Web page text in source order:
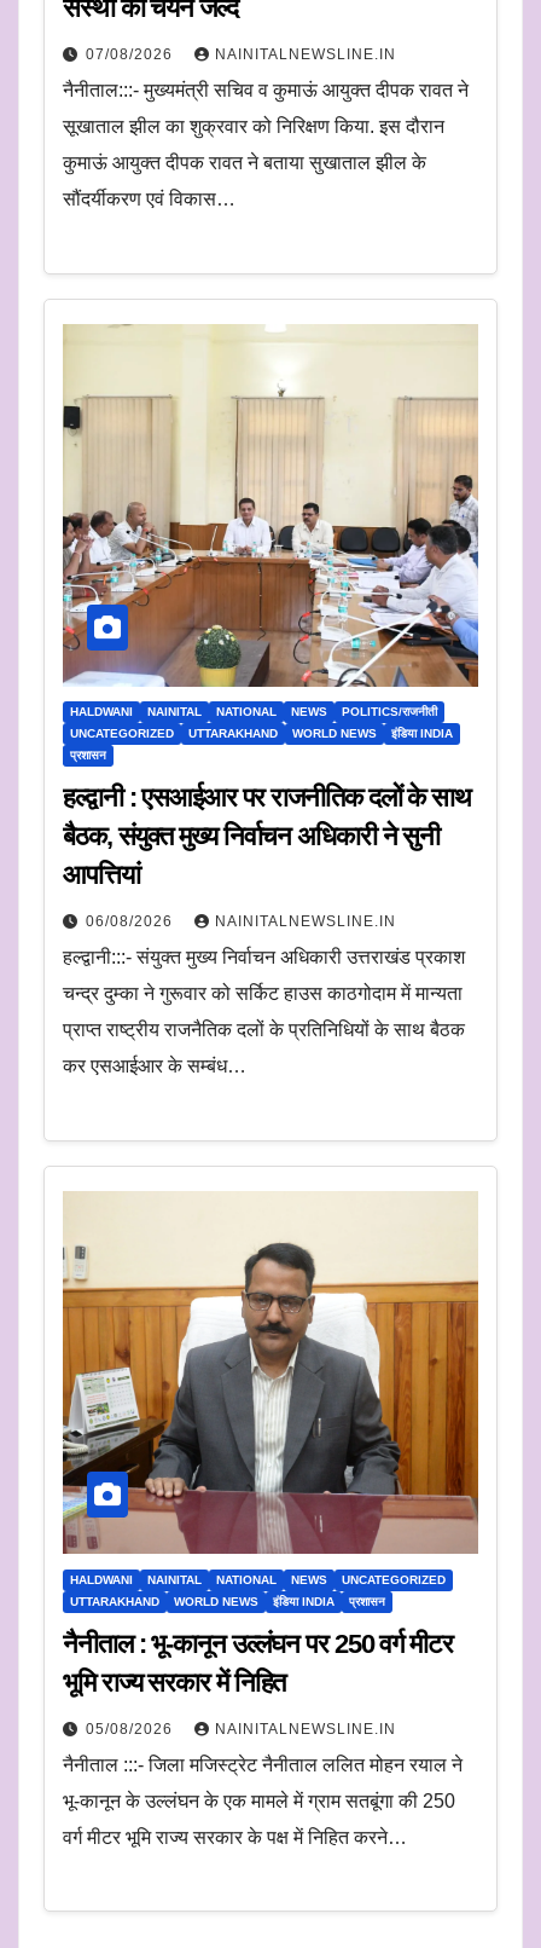
संस्था का चयन जल्द
07/08/2026 NAINITALNEWSLINE.IN
नैनीताल:::- मुख्यमंत्री सचिव व कुमाऊं आयुक्त दीपक रावत ने
सूखाताल झील का शुक्रवार को निरिक्षण किया. इस दौरान
कुमाऊं आयुक्त दीपक रावत ने बताया सुखाताल झील के
सौंदर्यीकरण एवं विकास…
HALDWANI NAINITAL NATIONAL NEWS
POLITICS/राजनीती
UNCATEGORIZED
UTTARAKHAND WORLD NEWS
इंडिया INDIA
प्रशासन
हल्द्वानी : एसआईआर पर राजनीतिक दलों के साथ
बैठक, संयुक्त मुख्य निर्वाचन अधिकारी ने सुनी
आपत्तियां
06/08/2026 NAINITALNEWSLINE.IN
हल्द्वानी:::- संयुक्त मुख्य निर्वाचन अधिकारी उत्तराखंड प्रकाश
चन्द्र दुम्का ने गुरूवार को सर्किट हाउस काठगोदाम में मान्यता
प्राप्त राष्ट्रीय राजनैतिक दलों के प्रतिनिधियों के साथ बैठक
कर एसआईआर के सम्बंध…
HALDWANI NAINITAL NATIONAL NEWS
UNCATEGORIZED
UTTARAKHAND
WORLD NEWS इंडिया INDIA प्रशासन
नैनीताल : भू-कानून उल्लंघन पर 250 वर्ग मीटर
भूमि राज्य सरकार में निहित
05/08/2026 NAINITALNEWSLINE.IN
नैनीताल :::- जिला मजिस्ट्रेट नैनीताल ललित मोहन रयाल ने
भू-कानून के उल्लंघन के एक मामले में ग्राम सतबूंगा की 250
वर्ग मीटर भूमि राज्य सरकार के पक्ष में निहित करने…